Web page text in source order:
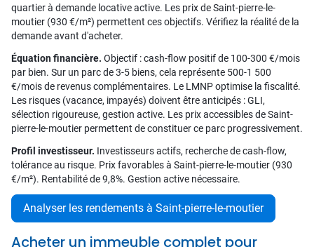
quartier à demande locative active. Les prix de Saint-pierre-le-
moutier (930 €/m²) permettent ces objectifs. Vérifiez la réalité de la
demande avant d'acheter.
Équation financière. Objectif : cash-flow positif de 100-300 €/mois
par bien. Sur un parc de 3-5 biens, cela représente 500-1 500
€/mois de revenus complémentaires. Le LMNP optimise la fiscalité.
Les risques (vacance, impayés) doivent être anticipés : GLI,
sélection rigoureuse, gestion active. Les prix accessibles de Saint-
pierre-le-moutier permettent de constituer ce parc progressivement.
Profil investisseur. Investisseurs actifs, recherche de cash-flow,
tolérance au risque. Prix favorables à Saint-pierre-le-moutier (930
€/m²). Rentabilité de 9,8%. Gestion active nécessaire.
Analyser les rendements à Saint-pierre-le-moutier
Acheter un immeuble complet pour